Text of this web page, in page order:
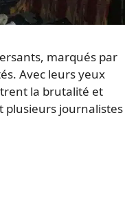
marqués par
Avec leurs yeux
la brutalité et
plusieurs journalistes